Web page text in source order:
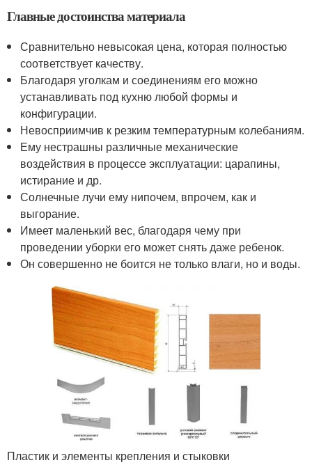
Главные достоинства материала
Сравнительно невысокая цена, которая полностью
соответствует качеству.
Благодаря уголкам и соединениям его можно
устанавливать под кухню любой формы и
конфигурации.
Невосприимчив к резким температурным колебаниям.
Ему нестрашны различные механические
воздействия в процессе эксплуатации: царапины,
истирание и др.
Солнечные лучи ему нипочем, впрочем, как и
выгорание.
Имеет маленький вес, благодаря чему при
проведении уборки его может снять даже ребенок.
Он совершенно не боится не только влаги, но и воды.
Пластик и элементы крепления и стыковки